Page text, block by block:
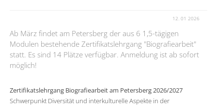
12. 01 2026
Ab März findet am Petersberg der aus 6 1,5-tägigen
Modulen bestehende Zertifikatslehrgang "Biografiearbeit"
statt. Es sind 14 Plätze verfügbar. Anmeldung ist ab sofort
möglich!
Zertifikatslehrgang Biografiearbeit am Petersberg 2026/2027
Schwerpunkt Diversität und interkulturelle Aspekte in der